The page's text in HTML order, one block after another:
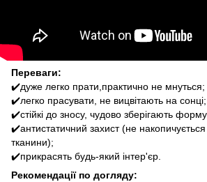
Переваги:
✔️дуже легко прати,практично не мнуться;
✔️легко прасувати, не вицвітають на сонці;
✔️стійкі до зносу, чудово зберігають
✔️антистатичний захист (не
тканини);
✔️прикрасять будь-який інтер'єр.
Рекомендації по догляду: